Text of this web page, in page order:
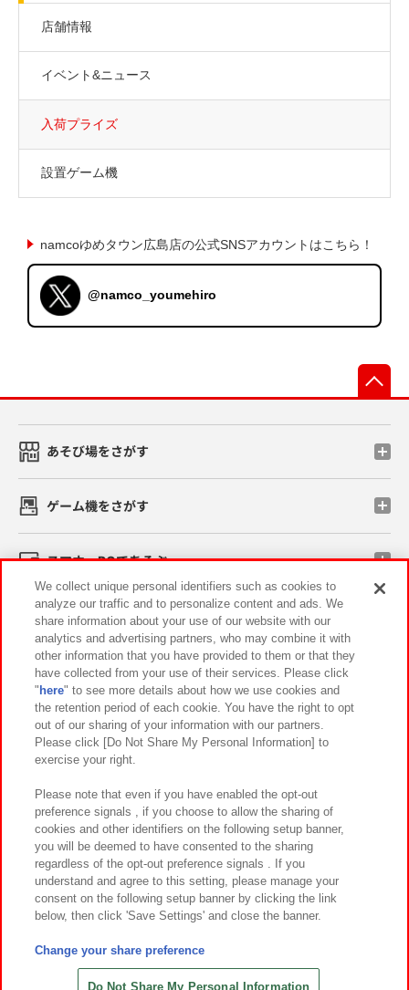
店舗情報
イベント&ニュース
入荷プライズ
設置ゲーム機
namcoゆめタウン広島店の公式SNSアカウントはこちら！
@namco_youmehiro
あそび場をさがす
ゲーム機をさがす
スマホ・PCであそぶ
イベント・キャンペーン
関連会社 サステナビリティ サイトポリシー
プライバシーポリシー ウェブアクセシビリティ方針と検証結果
お取引先さまとともに
カスタマーハラスメント対応方針 よくあるご質問・お問い合わせ
©Bandai Namco Amusement Inc.
©Bandai Namco Amusement Lab Inc.
©HANAYASHIKI Co., Ltd. All Rights Reserved.
We collect unique personal identifiers such as cookies to
analyze our traffic and to personalize content and ads. We
share information about your use of our website with our
analytics and advertising partners, who may combine it with
other information that you have provided to them or that they
have collected from your use of their services. Please click
" here" to see more details about how we use cookies and
the retention period of each cookie. You have the right to opt
out of our sharing of your information with our partners.
Please click [Do Not Share My Personal Information] to
exercise your right.
Please note that even if you have enabled the opt-out
preference signals , if you choose to allow the sharing of
cookies and other identifiers on the following setup banner,
you will be deemed to have consented to the sharing
regardless of the opt-out preference signals . If you
understand and agree to this setting, please manage your
consent on the following setup banner by clicking the link
below, then click 'Save Settings' and close the banner.
Change your share preference
Do Not Share My Personal Information